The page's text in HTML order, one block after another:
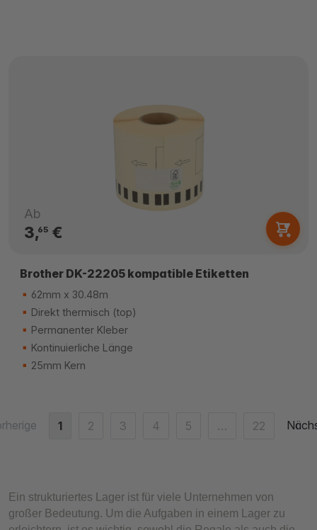
Ab
3,65€
Brother DK-22205 kompatible Etiketten
62mm x 30.48m
Direkt thermisch (top)
Permanenter Kleber
Kontinuierliche Länge
25mm Kern
1 2 3 4 5 … 22
Ein strukturiertes Lager ist für viele Unternehmen von
großer Bedeutung. Um die Aufgaben in einem Lager zu